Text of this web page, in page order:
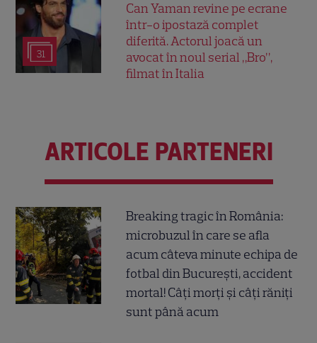
31
Can Yaman revine pe ecrane
într-o ipostază complet
diferită. Actorul joacă un
avocat în noul serial „Bro”,
filmat în Italia
ARTICOLE PARTENERI
Breaking tragic în România:
microbuzul în care se afla
acum câteva minute echipa de
fotbal din București, accident
mortal! Câți morți și câți răniți
sunt până acum